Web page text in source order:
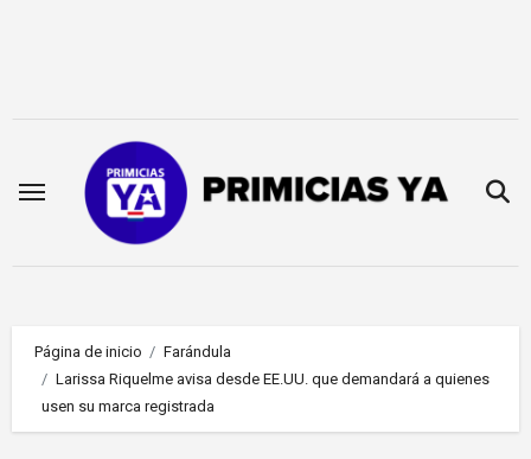
Página de inicio
Farándula
Larissa Riquelme avisa desde EE.UU. que demandará a quienes
usen su marca registrada